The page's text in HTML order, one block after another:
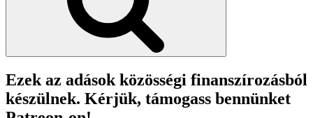
Ezek az adások közösségi finanszírozásból
készülnek. Kérjük, támogass bennünket